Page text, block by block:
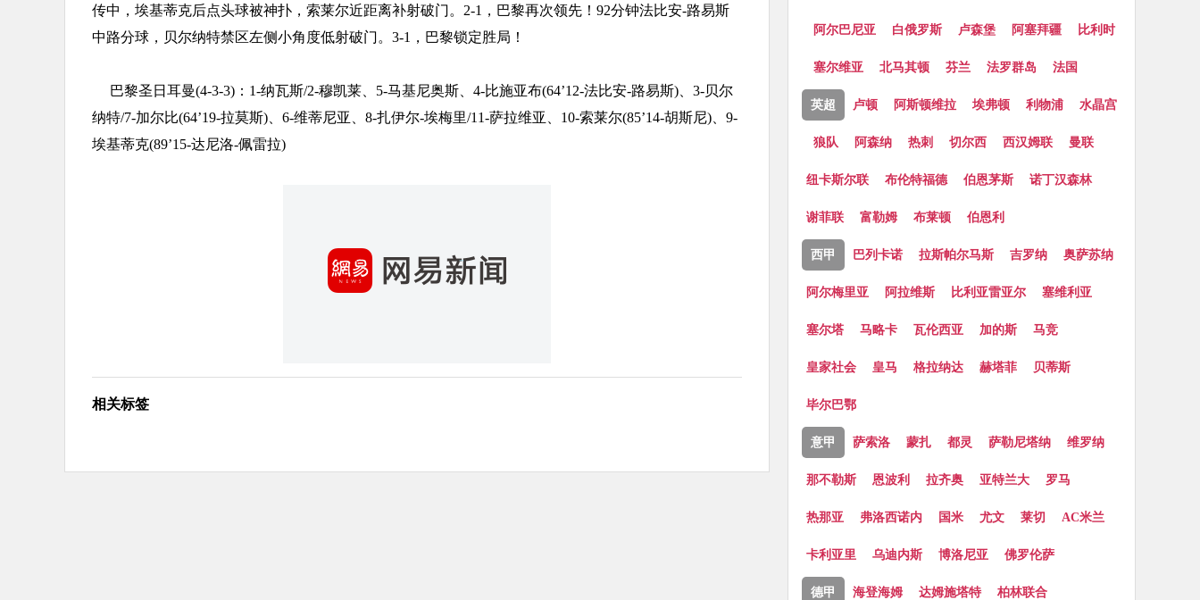
传中，埃基蒂克后点头球被神扑，索莱尔近距离补射破门。2-1，巴黎再次领先！92分钟法比安-路易斯
中路分球，贝尔纳特禁区左侧小角度低射破门。3-1，巴黎锁定胜局！
巴黎圣日耳曼(4-3-3)：1-纳瓦斯/2-穆凯莱、5-马基尼奥斯、4-比施亚布(64’12-法比安-路易斯)、3-贝尔
纳特/7-加尔比(64’19-拉莫斯)、6-维蒂尼亚、8-扎伊尔-埃梅里/11-萨拉维亚、10-索莱尔(85’14-胡斯尼)、9-
埃基蒂克(89’15-达尼洛-佩雷拉)
相关标签
阿尔巴尼亚 白俄罗斯 卢森堡 阿塞拜疆 比利时
塞尔维亚 北马其顿 芬兰 法罗群岛 法国
英超 卢顿 阿斯顿维拉 埃弗顿 利物浦 水晶宫
狼队 阿森纳 热刺 切尔西 西汉姆联 曼联
纽卡斯尔联 布伦特福德 伯恩茅斯 诺丁汉森林
谢菲联 富勒姆 布莱顿 伯恩利
西甲 巴列卡诺 拉斯帕尔马斯 吉罗纳 奥萨苏纳
阿尔梅里亚 阿拉维斯 比利亚雷亚尔 塞维利亚
塞尔塔 马略卡 瓦伦西亚 加的斯 马竞
皇家社会 皇马 格拉纳达 赫塔菲 贝蒂斯
毕尔巴鄂
意甲 萨索洛 蒙扎 都灵 萨勒尼塔纳 维罗纳
那不勒斯 恩波利 拉齐奥 亚特兰大 罗马
热那亚 弗洛西诺内 国米 尤文 莱切 AC米兰
卡利亚里 乌迪内斯 博洛尼亚 佛罗伦萨
德甲 海登海姆 达姆施塔特 柏林联合